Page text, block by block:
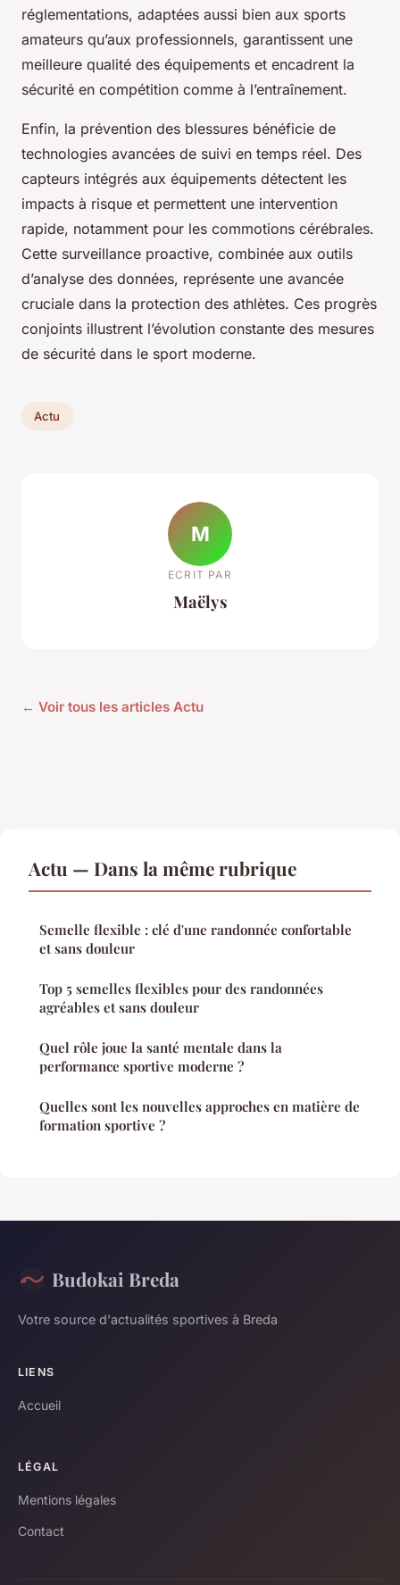
réglementations, adaptées aussi bien aux sports
amateurs qu’aux professionnels, garantissent une
meilleure qualité des équipements et encadrent la
sécurité en compétition comme à l’entraînement.
Enfin, la prévention des blessures bénéficie de
technologies avancées de suivi en temps réel. Des
capteurs intégrés aux équipements détectent les
impacts à risque et permettent une intervention
rapide, notamment pour les commotions cérébrales.
Cette surveillance proactive, combinée aux outils
d’analyse des données, représente une avancée
cruciale dans la protection des athlètes. Ces progrès
conjoints illustrent l’évolution constante des mesures
de sécurité dans le sport moderne.
Actu
M
ECRIT PAR
Maëlys
← Voir tous les articles Actu
Actu — Dans la même rubrique
Semelle flexible : clé d'une randonnée confortable
et sans douleur
Top 5 semelles flexibles pour des randonnées
agréables et sans douleur
Quel rôle joue la santé mentale dans la
performance sportive moderne ?
Quelles sont les nouvelles approches en matière de
formation sportive ?
Budokai Breda
Votre source d'actualités sportives à Breda
LIENS
Accueil
LÉGAL
Mentions légales
Contact